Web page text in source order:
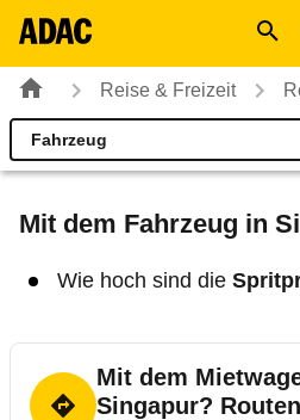
Reise & Freizeit
Singapur
Fahrzeug
Fahrzeug
Mit dem Fahrzeug in
Wie hoch sind die
Mit dem
Singapur?